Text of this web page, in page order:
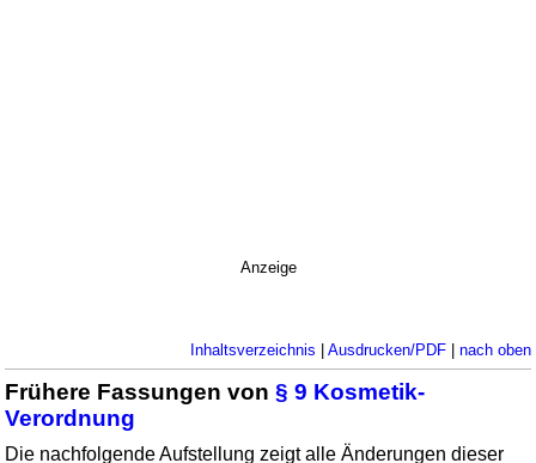
Anzeige
Inhaltsverzeichnis | Ausdrucken/PDF| nach oben
Frühere Fassungen von§ 9 Kosmetik-
Verordnung
Die nachfolgende Aufstellung zeigt alle Änderungen dieser